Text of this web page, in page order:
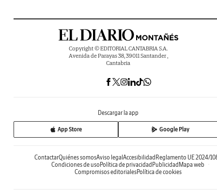
Copyright © EDITORIAL CANTABRIA S.A.
Avenida de Parayas 38, 39011 Santander ,
Cantabria
Descargar la app
App Store Google Play
ContactarQuiénes somosAviso legalAccesibilidadReglamento UE 2024/
Condiciones de usoPolítica de privacidadPublicidadMapa web
Compromisos editorialesPolítica de cookies